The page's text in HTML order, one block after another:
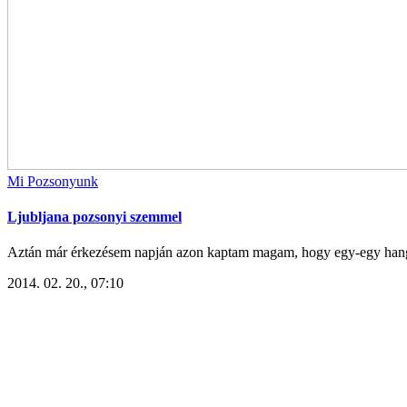
Mi Pozsonyunk
Ljubljana pozsonyi szemmel
Aztán már érkezésem napján azon kaptam magam, hogy egy-egy
2014. 02. 20., 07:10